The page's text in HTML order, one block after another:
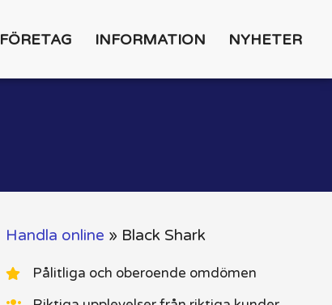
FÖRETAG INFORMATION NYHETER
Handla online » Black Shark
Pålitliga och oberoende omdömen